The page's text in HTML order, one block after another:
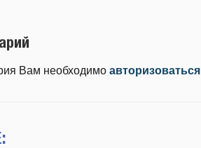
Вам необходимо авторизоваться